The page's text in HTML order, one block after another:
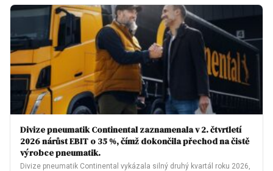
Divize pneumatik Continental zaznamenala v 2. čtvrtletí
2026 nárůst EBIT o 35 %, čímž dokončila přechod na čistě
výrobce pneumatik.
Divize pneumatik Continental vykázala silný druhý kvartál roku 2026,